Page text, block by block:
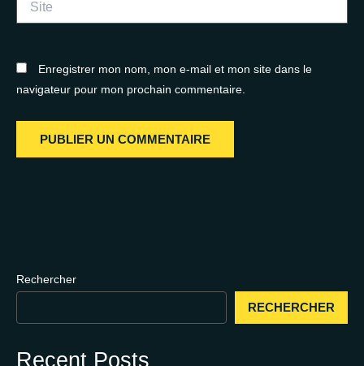
Enregistrer mon nom, mon e-mail et mon site dans le
navigateur pour mon prochain commentaire.
Rechercher
RECHERCHER
Recent Posts